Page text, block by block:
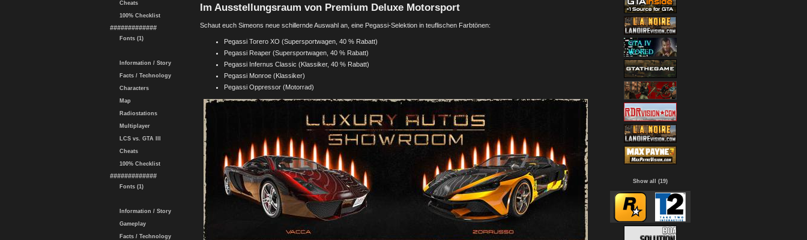
Cheats
100% Checklist
#############
Fonts (1)
Information / Story
Facts / Technology
Characters
Map
Radiostations
Multiplayer
LCS vs. GTA III
Cheats
100% Checklist
#############
Fonts (1)
Information / Story
Gameplay
Facts / Technology
Im Ausstellungsraum von Premium Deluxe Motorsport
Schaut euch Simeons neue schillernde Auswahl an, eine Pegassi-Selektion in teuflischen Farbtönen:
Pegassi Torero XO (Supersportwagen, 40 % Rabatt)
Pegassi Reaper (Supersportwagen, 40 % Rabatt)
Pegassi Infernus Classic (Klassiker, 40 % Rabatt)
Pegassi Monroe (Klassiker)
Pegassi Oppressor (Motorrad)
Show all (19)